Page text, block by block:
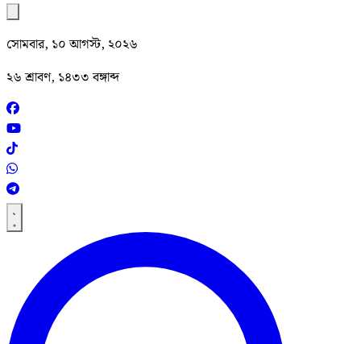
সোমবার, ১০ আগস্ট, ২০২৬
২৬ শ্রাবণ, ১৪৩৩ বঙ্গাব্দ